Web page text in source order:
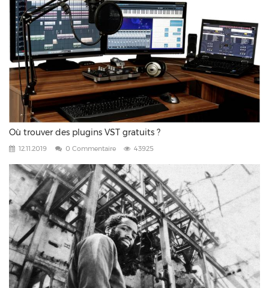
Où trouver des plugins VST gratuits ?
12.11.2019 0 Commentaire 43925